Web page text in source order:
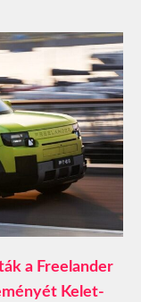
a Freelander
Kelet-